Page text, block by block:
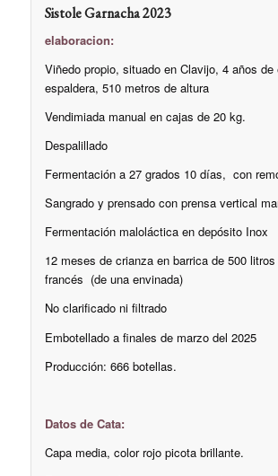
Sistole Garnacha 2023
elaboracion:
Viñedo propio, situado en Clavijo, 4 años de
espaldera, 510 metros de altura
Vendimiada manual en cajas de 20 kg.
Despalillado
Fermentación a 27 grados 10 días, con
Sangrado y prensado con prensa vertical
Fermentación maloláctica en depósito Inox
12 meses de crianza en barrica de 500
francés (de una envinada)
No clarificado ni filtrado
Embotellado a finales de marzo del 2025
Producción: 666 botellas.
Datos de Cata:
Capa media, color rojo picota brillante.